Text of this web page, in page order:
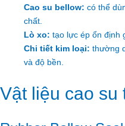
Cao su bellow: có thể
chất.
Lò xo: tạo lực ép ổn định
Chi tiết kim loại: thường
và độ bền.
Vật liệu cao